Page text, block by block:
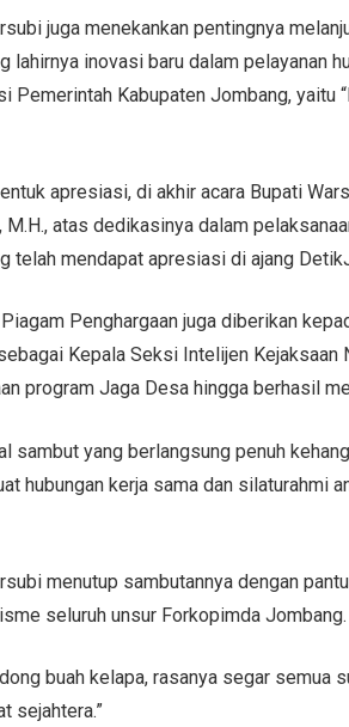
juga menekankan pentingnya
lahirnya inovasi baru dalam pelayanan
Pemerintah Kabupaten Jombang, yaitu
apresiasi, di akhir acara Bupati
M.H., atas dedikasinya dalam
telah mendapat apresiasi di ajang
Penghargaan juga diberikan
Kepala Seksi Intelijen
program Jaga Desa hingga berhasil
sambut yang berlangsung penuh
hubungan kerja sama dan silaturahmi
menutup sambutannya dengan
seluruh unsur Forkopimda Jombang.
buah kelapa, rasanya segar semua
sejahtera.”